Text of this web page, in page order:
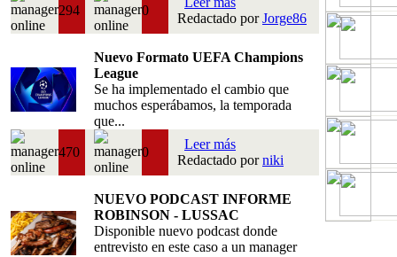
294 0
Redactado porJorge86
Nuevo Formato UEFA Champions
League
Se ha implementado el cambio que
muchos esperábamos, la temporada
que...
470 0
Leer más
Redactado porniki
NUEVO PODCAST INFORME
ROBINSON - LUSSAC
Disponible nuevo podcast donde
entrevisto en este caso a un manager